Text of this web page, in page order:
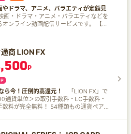
象店舗とモバイルオーダーの対象店舗は
す。詳しくはサービス詳細ページをご確
い。 ※3通常のポイント分を含んだ還元率
※3Google Pay™ 、Samsung Payで、
タッチ決済はご利用いただけませ
ント還元は受けられませんので、ご注意
。 ※4 商業施設内の店舗など、一部ポイ
の対象とならない店舗があります。 ※5 カ
のタッチ決済、iD、カード差し込み、磁
対象外です。 ※6 「最大10％」は、「対
ビニ・飲食店で7％還元」に加えて、3％
ド提示によって付与されたセブンマイル
年1月金融庁暗号資産交換業者登録対
調べ） 全取扱通貨で500円から購入可
場のみ） 自社調べ 東証プライム上場
クスグループ傘下で、徹底したセキュリ
を構築 金融系システムセキュリティ対
バー攻撃や情報漏えいなどのサイバーセ
ィ対応に知見のある専門家協力のもと、
ネットを通じた標的型攻撃の被害を避け
ネットワーク分離強化などのシステム再
い、全通貨のコールドウォレット対応を
やドラマ、アニメ、バラエティが定額見
・ドラマ・アニメ・バラエティなどを
ンライン動画配信サービスです。 【見
に配信開始する映画、ドラマ、バラエテ
どをお届けする「Huluオリジナル」を筆
レビで放送中の人気番組の見逃し配信
ライブの配信などラインナップも幅広く
か観られない独占コンテンツも豊富に取
日米英のニュース、スポ
ライブ配信も充実しています。 さらに
ル／購入】作品は劇場公開から間もない
などをどなたでも都度課金でご利用いた
商 LION FX
P
ら今！圧倒的高還元！
「LION FX」で
通貨単位＞の取引手数料・LC手数料・
全無料！ 54種類もの通貨ペアを